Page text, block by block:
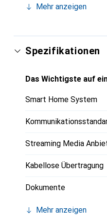
sprachgesteuert.
Dynamore
Bluetooth für kabellose
mehr. Unterstützt dank
Sprachbefehlen aus
Mehr anzeigen
Spezifikationen
Das Wichtigste auf
Smart Home System
Streaming Media
Kabellose Übertragung
Dokumente
Mehr anzeigen